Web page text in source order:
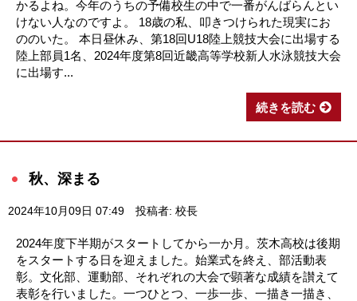
かるよね。今年のうちの予備校生の中で一番がんばらんとい
けない人なのですよ。 18歳の私、叩きつけられた現実にお
ののいた。 本日昼休み、第18回U18陸上競技大会に出場する
陸上部員1名、2024年度第8回近畿高等学校新人水泳競技大会
に出場す...
続きを読む
秋、深まる
2024年10月09日 07:49 投稿者: 校長
2024年度下半期がスタートしてから一か月。茨木高校は後期
をスタートする日を迎えました。始業式を終え、部活動表
彰。文化部、運動部、それぞれの大会で顕著な成績を讃えて
表彰を行いました。一つひとつ、一歩一歩、一描き一描き、